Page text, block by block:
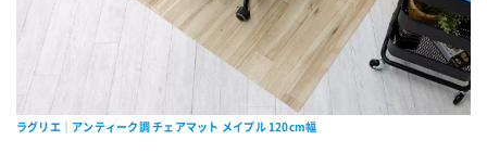
ラグリエ｜アンティーク調 チェアマット メイプル 120cm幅